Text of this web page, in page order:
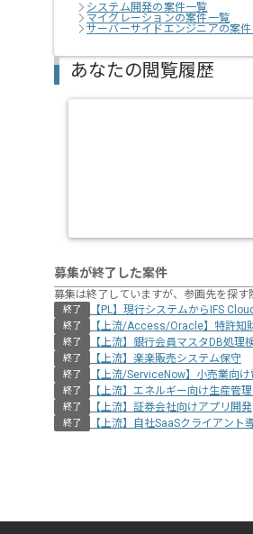
システム開発の案件一覧
マイグレーションの案件一覧
サーバーサイドエンジニアの案
あなたの閲覧履歴
募集が終了した案件
募集は終了していますが、参画先を探
終了 【PL】現行システムからIFS
終了 【上流/Access/Oracle】特許知
終了 【上流】銀行会員マスタDB処理
終了 【上流】楽楽販売システム保守
終了 【上流/ServiceNow】小売業向
終了 【上流】エネルギー向け生産管
終了 【上流】証券会社向けアプリ開発
終了 【上流】自社SaaSクライアント